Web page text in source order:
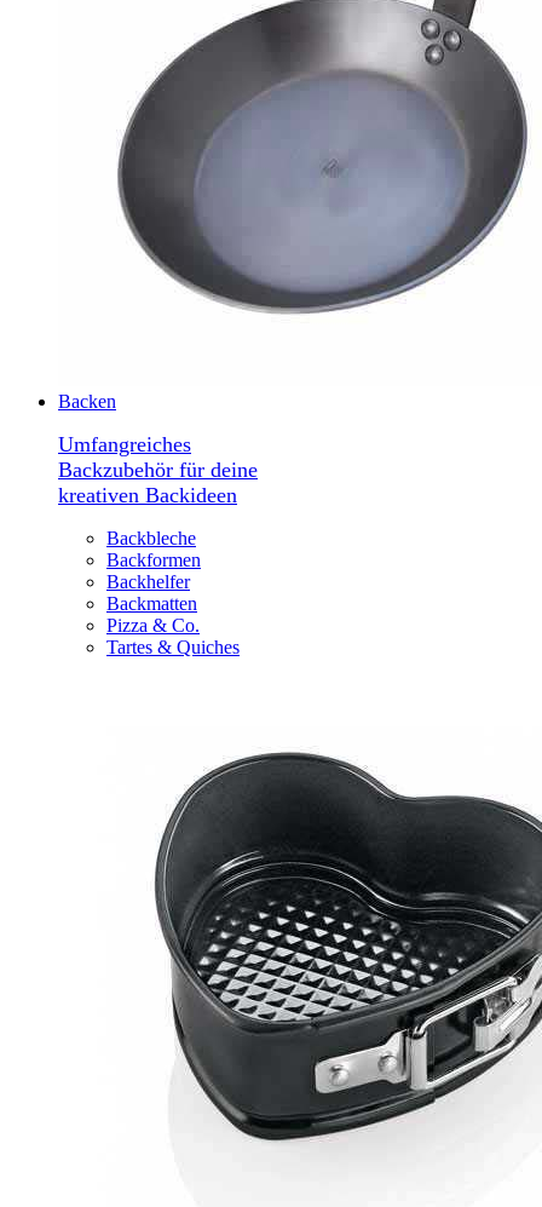
Backen
Umfangreiches
Backzubehör für deine
kreativen Backideen
Backbleche
Backformen
Backhelfer
Backmatten
Pizza & Co.
Tartes & Quiches